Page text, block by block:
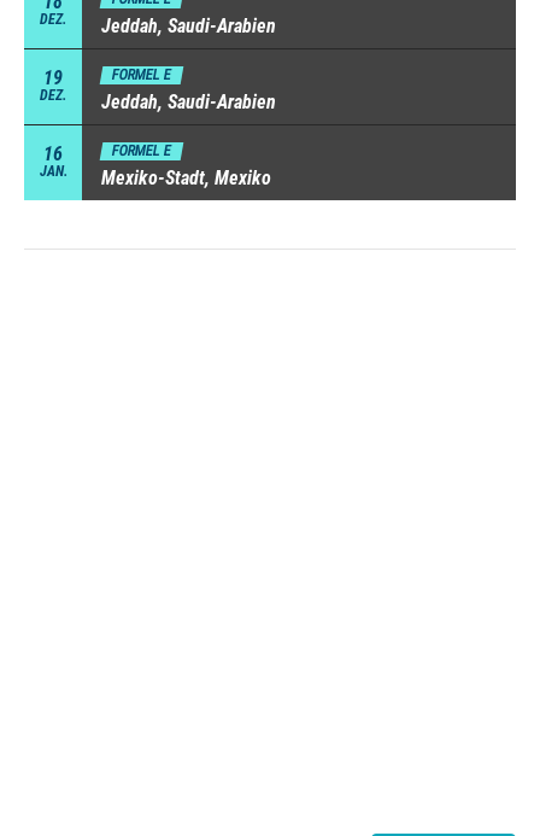
DEZ. Jeddah, Saudi-Arabien
19
DEZ.
FORMEL E
Jeddah, Saudi-Arabien
16
JAN.
FORMEL E
Mexiko-Stadt, Mexiko